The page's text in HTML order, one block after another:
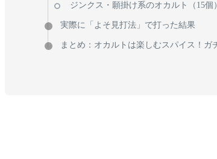
ジンクス・願掛け系のオカルト（15個）
実際に「よそ見打法」で打った結果
まとめ：オカルトは楽しむスパイス！ガ